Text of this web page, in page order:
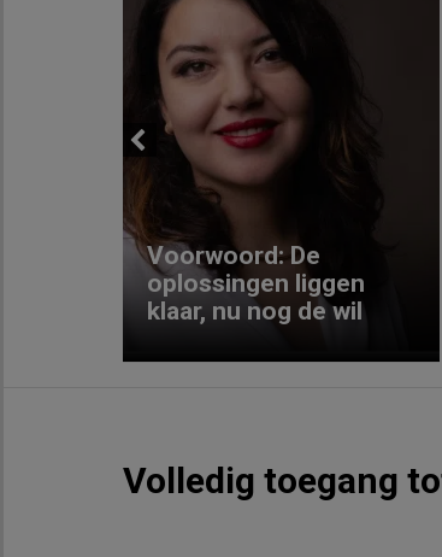
Previous
Voorwoord: De
oplossingen liggen
klaar, nu nog de wil
Volledig toegang